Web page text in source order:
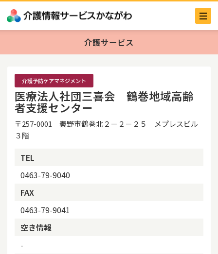
介護サービス
介護予防ケアマネジメント
医療法人社団三喜会 鶴巻地域高齢
者支援センター
〒257-0001 秦野市鶴巻北２－２－２５ メプレスビル
３階
TEL
0463-79-9040
FAX
0463-79-9041
空き情報
-